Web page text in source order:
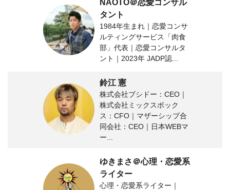
NAOTO＠恋愛コンサル
タント
1984年生まれ｜恋愛コンサ
ルティングサービス「肉食
部」代表｜恋愛コンサルタ
ント｜2023年 JADP認...
鈴江 憲
株式会社ブシドー：CEO｜
株式会社ミックスボック
ス：CFO｜マザーシップ合
同会社：CEO｜日本WEBマ
ー...
ゆきまさ＠心理・恋愛系
ライター
心理・恋愛系ライター｜